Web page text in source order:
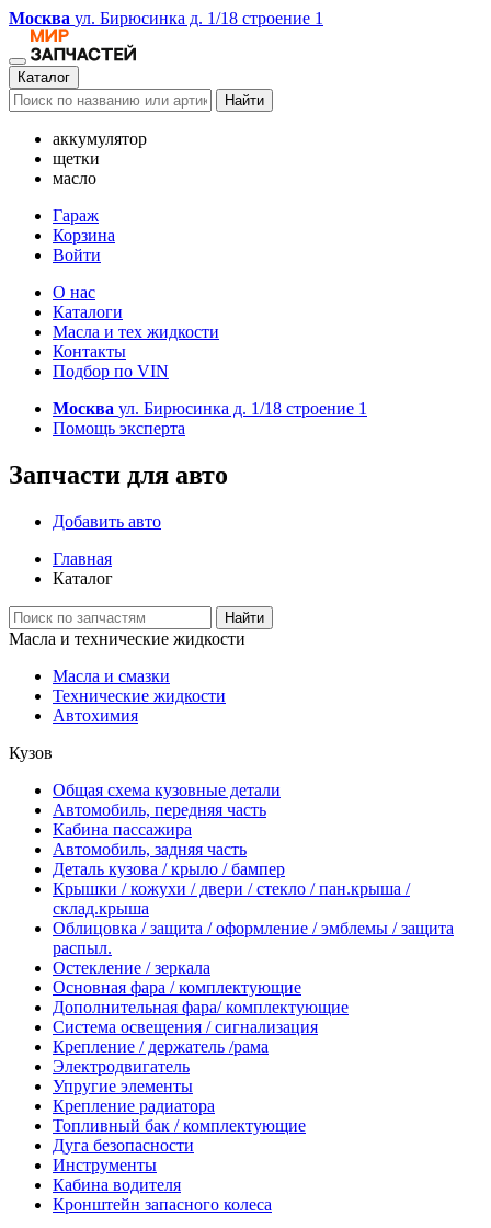
Москва ул. Бирюсинка д. 1/18 строение 1
Каталог
Найти
аккумулятор
щетки
масло
Гараж
Корзина
Войти
О нас
Каталоги
Масла и тех жидкости
Контакты
Подбор по VIN
Москва ул. Бирюсинка д. 1/18 строение 1
Помощь эксперта
Запчасти для авто
Добавить авто
Главная
Каталог
Найти
Масла и технические жидкости
Масла и смазки
Технические жидкости
Автохимия
Кузов
Общая схема кузовные детали
Автомобиль, передняя часть
Кабина пассажира
Автомобиль, задняя часть
Деталь кузова / крыло / бампер
Крышки / кожухи / двери / стекло / пан.крыша /
склад.крыша
Облицовка / защита / оформление / эмблемы / защита
распыл.
Остекление / зеркала
Основная фара / комплектующие
Дополнительная фара/ комплектующие
Система освещения / сигнализация
Крепление / держатель /рама
Электродвигатель
Упругие элементы
Крепление радиатора
Топливный бак / комплектующие
Дуга безопасности
Инструменты
Кабина водителя
Кронштейн запасного колеса